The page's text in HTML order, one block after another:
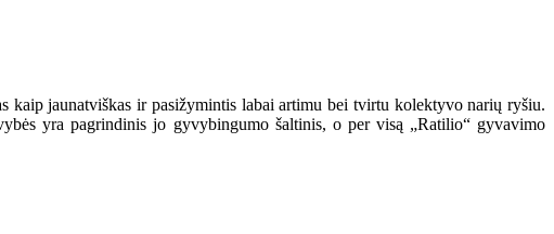
jaunatviškas ir pasižymintis labai artimu bei tvirtu kolektyvo narių ryšiu.
yra pagrindinis jo gyvybingumo šaltinis, o per visą „Ratilio“ gyvavimo